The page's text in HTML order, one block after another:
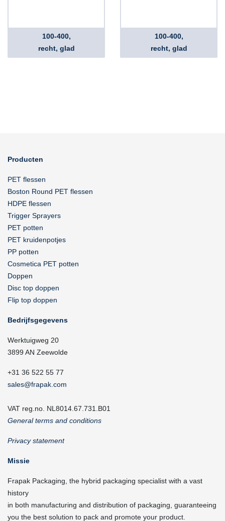
100-400,
recht, glad
100-400,
recht, glad
Producten
PET flessen
Boston Round PET flessen
HDPE flessen
Trigger Sprayers
PET potten
PET kruidenpotjes
PP potten
Cosmetica PET potten
Doppen
Disc top doppen
Flip top doppen
Bedrijfsgegevens
Werktuigweg 20
3899 AN Zeewolde
+31 36 522 55 77
sales@frapak.com
VAT reg.no. NL8014.67.731.B01
General terms and conditions
Privacy statement
Missie
Frapak Packaging, the hybrid packaging specialist with a vast
history
in both manufacturing and distribution of packaging, guaranteeing
you the best solution to pack and promote your product.